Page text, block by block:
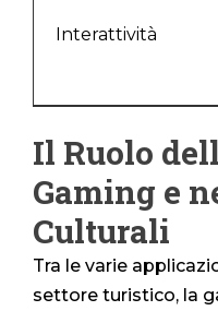
Interattività
Il Ruolo
Gaming e
Culturali
Tra le varie
settore turistico, la